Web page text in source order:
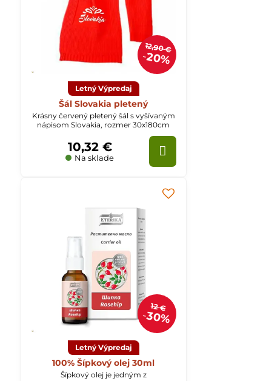
12,90 €
20%
Letný Výpredaj
Šál Slovakia pletený
Krásny červený pletený šál s vyšívaným
nápisom Slovakia, rozmer 30x180cm
Na sklade
10,32 €
12 €
30%
Letný Výpredaj
100% Šípkový olej 30ml
Šípkový olej je jedným z